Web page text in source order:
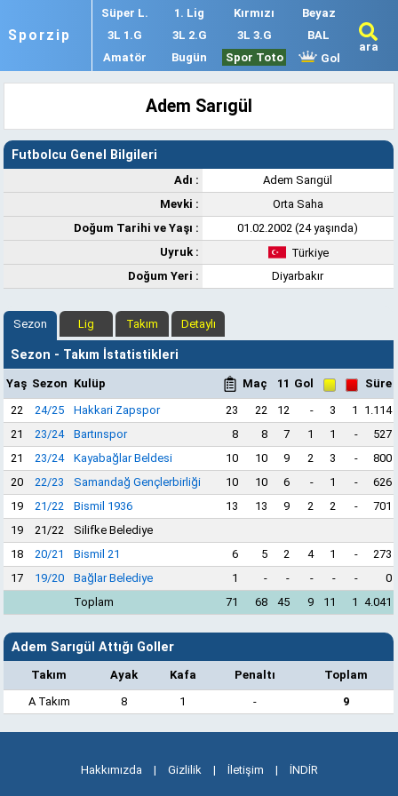
Sporzip
Süper L. 1. Lig Kırmızı
Beyaz
3L 1.G
3L 2.G 3L 3.G
BAL
Amatör
Bugün Spor Toto Gol
ara
Adem Sarıgül
Futbolcu Genel Bilgileri
Adı :
Adem Sarıgül
Mevki :
Orta Saha
Doğum Tarihi ve Yaşı :
01.02.2002 (24 yaşında)
Uyruk :
Türkiye
Doğum Yeri :
Diyarbakır
Sezon Lig Takım Detaylı
Sezon - Takım İstatistikleri
Yaş Sezon Kulüp Maç 11 Gol
Süre
22
24/25 Hakkari Zapspor 23 22 12 - 3 1
1.114
21
23/24 Bartınspor 8 8 7 1 1 -
527
21
23/24 Kayabağlar Beldesi 10 10 9 2 3 -
800
20
22/23 Samandağ Gençlerbirliği 10 10 6 - 1 -
626
19
21/22 Bismil 1936 13 13 9 2 2 -
701
19
21/22
Silifke Belediye
18
20/21 Bismil 21 6 5 2 4 1 -
273
17
19/20 Bağlar Belediye 1 - - - - -
0
Toplam
71 68 45 9 11 1 4.041
Adem Sarıgül Attığı Goller
Takım Ayak Kafa Penaltı
Toplam
A Takım
8 1 - 9
Hakkımızda | Gizlilik | İletişim | İNDİR